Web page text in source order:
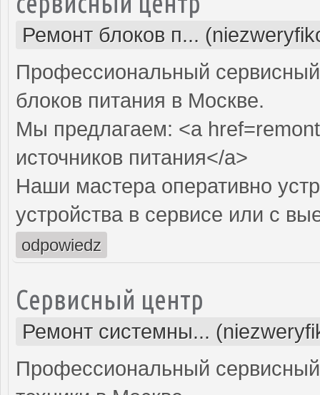
Ремонт блоков п...
Профессиональный
блоков питания в Москве.
Мы предлагаем: <a
источников питания</a>
Наши мастера оперативно
устройства в сервисе или с
odpowiedz
Сервисный центр
Ремонт системны...
Профессиональный